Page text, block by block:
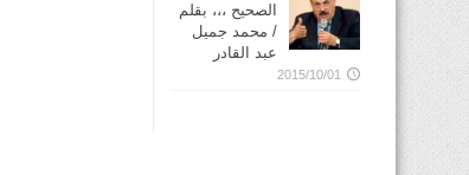
الصحيح ،،، بقلم
/ محمد جميل
عبد القادر
2015/10/01